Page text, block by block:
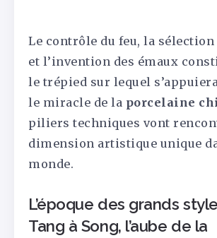
Le contrôle du feu, la sélection
et l’invention des émaux
le trépied sur lequel
le miracle de la porcelaine
piliers techniques vont
dimension artistique unique
monde.
L’époque des grands
Tang à Song, l’aube de la